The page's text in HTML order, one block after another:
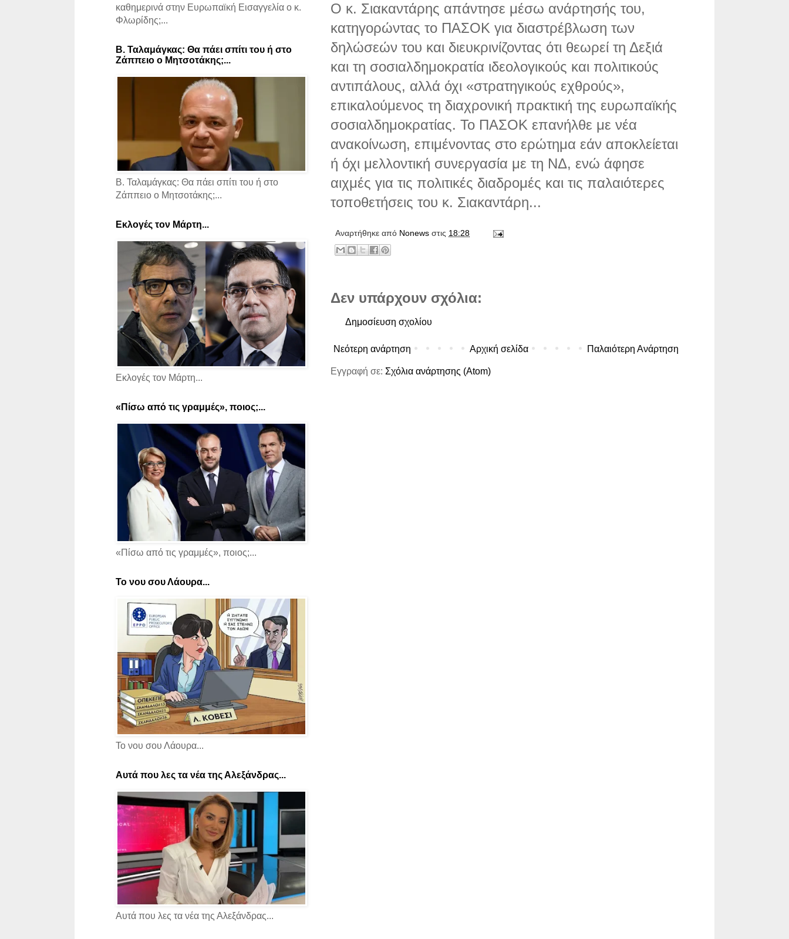
Ο κ. Σιακαντάρης απάντησε μέσω ανάρτησής του,
κατηγορώντας το ΠΑΣΟΚ για διαστρέβλωση των
δηλώσεών του και διευκρινίζοντας ότι θεωρεί τη Δεξιά
και τη σοσιαλδημοκρατία ιδεολογικούς και πολιτικούς
αντιπάλους, αλλά όχι «στρατηγικούς εχθρούς»,
επικαλούμενος τη διαχρονική πρακτική της ευρωπαϊκής
σοσιαλδημοκρατίας. Το ΠΑΣΟΚ επανήλθε με νέα
ανακοίνωση, επιμένοντας στο ερώτημα εάν αποκλείεται
ή όχι μελλοντική συνεργασία με τη ΝΔ, ενώ άφησε
αιχμές για τις πολιτικές διαδρομές και τις παλαιότερες
τοποθετήσεις του κ. Σιακαντάρη...
Αναρτήθηκε από Νonews στις 18:28
Δεν υπάρχουν σχόλια:
Δημοσίευση σχολίου
Νεότερη ανάρτηση Παλαιότερη Ανάρτηση
Αρχική σελίδα
Εγγραφή σε: Σχόλια ανάρτησης (Atom)
καθημερινά στην Ευρωπαϊκή Εισαγγελία ο κ.
Φλωρίδης;...
Β. Ταλαμάγκας: Θα πάει σπίτι του ή στο
Ζάππειο ο Μητσοτάκης;...
Β. Ταλαμάγκας: Θα πάει σπίτι του ή στο
Ζάππειο ο Μητσοτάκης;...
Εκλογές τον Μάρτη...
Εκλογές τον Μάρτη...
«Πίσω από τις γραμμές», ποιος;...
«Πίσω από τις γραμμές», ποιος;...
Το νου σου Λάουρα...
Το νου σου Λάουρα...
Αυτά που λες τα νέα της Αλεξάνδρας...
Αυτά που λες τα νέα της Αλεξάνδρας...